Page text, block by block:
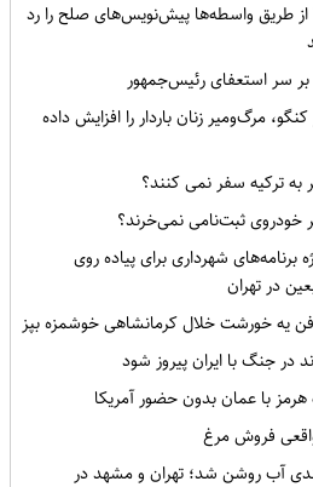
از طریق واسطه‌ها پیش‌نویس‌های صلح را رد
بر سر استعفای رئیس‌جمهور
مرگ‌ومیر زنان باردار را افزایش داده
به ترکیه سفر نمی کنند؟
خودروی ثبت‌نامی نمی‌خرند؟
برنامه‌های شهرداری برای پیاده روی
در تهران
یه خورشت خلال کرمانشاهی خوشمزه بپز
در جنگ با ایران پیروز شود
هرمز با عمان بدون حضور آمریکا
فروش مرغ
آب روشن شد؛ تهران و مشهد در